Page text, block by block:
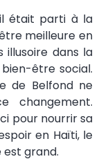
était parti à la
meilleure en
illusoire dans la
être social.
de Belfond ne
changement.
pour nourrir sa
en Haïti, le
grand.